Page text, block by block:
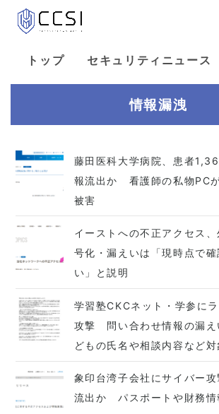
トップ セキュリティニュース
情報漏洩
藤田医科大学病院、患者
報流出か 看護師の私物PC
被害
イーストへの不正アクセス
号化・漏えいは「現時点で
い」と説明
学習塾CKCネット・学参に
攻撃 問い合わせ情報の漏え
どもの氏名や相談内容など対
象印台湾子会社にサイバー
流出か パスポートや財務情